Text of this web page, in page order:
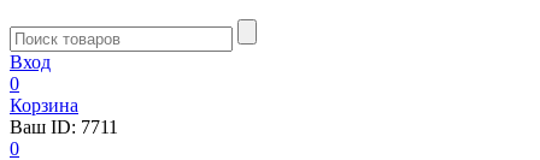
Вход
0
Корзина
Ваш ID: 7711
0